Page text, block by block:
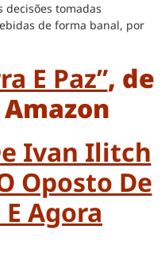
decisões tomadas
de forma banal, por
E Paz”, de
Ivan Ilitch
Oposto De
Agora